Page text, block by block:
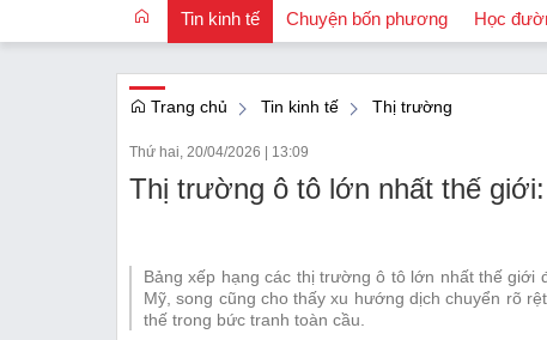
Tin kinh tế
Quốc tế
Tài chính
Thị trường
Emagazine
Chuyện bốn phương Học
Trang chủ Tin kinh tế Thị trường
Thứ hai, 20/04/2026 | 13:09
Thị trường ô tô lớn nhất thế
Bảng xếp hạng các thị trường ô tô lớn nhất thế giới
Mỹ, song cũng cho thấy xu hướng dịch chuyển rõ
thế trong bức tranh toàn cầu.